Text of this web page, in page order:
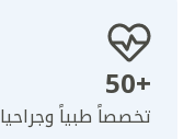
+50
تخصصاً طبياً وجراحيا